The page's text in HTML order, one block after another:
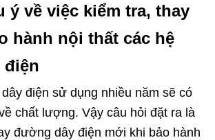
ý về việc kiểm tra, thay
hành nội thất các hệ
điện
điện sử dụng nhiều năm sẽ có
chất lượng. Vậy câu hỏi đặt ra là
đường dây điện mới khi bảo hành